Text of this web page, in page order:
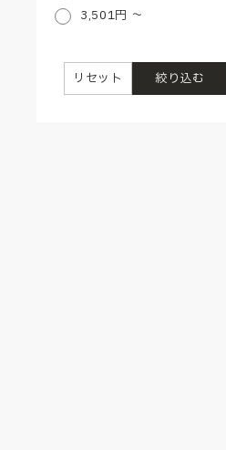
3,501円 ～
絞り込む
リセット